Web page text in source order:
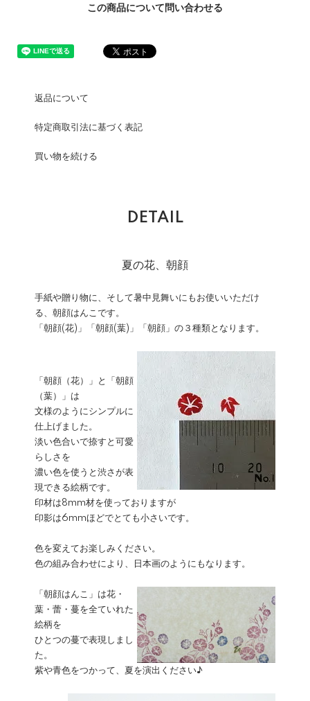
この商品について問い合わせる
返品について
特定商取引法に基づく表記
買い物を続ける
DETAIL
夏の花、朝顔
手紙や贈り物に、そして暑中見舞いにもお使いいただけ
る、朝顔はんこです。
「朝顔(花)」「朝顔(葉)」「朝顔」の３種類となります。
「朝顔（花）」と「朝顔
（葉）」は
文様のようにシンプルに
仕上げました。
淡い色合いで捺すと可愛
らしさを
濃い色を使うと渋さが表
現できる絵柄です。
印材は8mm材を使っておりますが
印影は6mmほどでとても小さいです。
色を変えてお楽しみください。
色の組み合わせにより、日本画のようにもなります。
「朝顔はんこ」は花・
葉・蕾・蔓を全ていれた
絵柄を
ひとつの蔓で表現しまし
た。
紫や青色をつかって、夏を演出ください♪